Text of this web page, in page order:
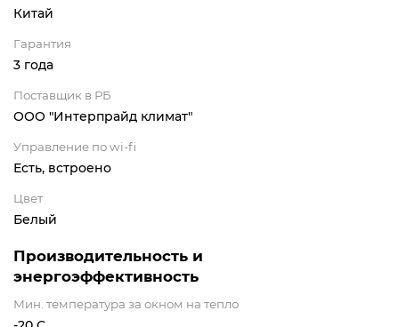
Китай
Гарантия
3 года
Поставщик в РБ
ООО "Интерпрайд климат"
Управление по wi-fi
Есть, встроено
Цвет
Белый
Производительность и
энергоэффективность
Мин. температура за окном на тепло